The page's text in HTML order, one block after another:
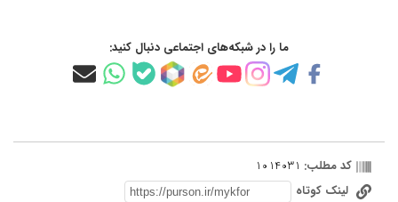
ما را در شبکه‌های اجتماعی دنبال کنید:
کد مطلب: 1014031
لینک کوتاه